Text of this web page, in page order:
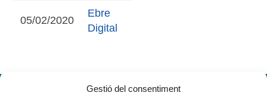
Gestió del consentiment
05/02/2020
Ebre
Digital